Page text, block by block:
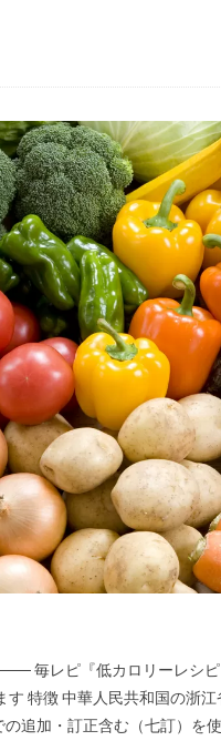
ピ『低カロリーレシピ・
特徴 中華人民共和国の浙江
追加・訂正含む（七訂）を